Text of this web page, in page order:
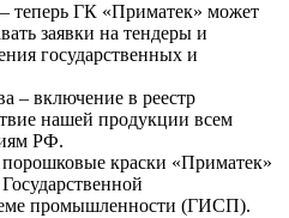
теперь ГК «Приматек» может
заявки на тендеры и
государственных и
– включение в реестр
нашей продукции всем
РФ.
краски «Приматек»
промышленности (ГИСП).